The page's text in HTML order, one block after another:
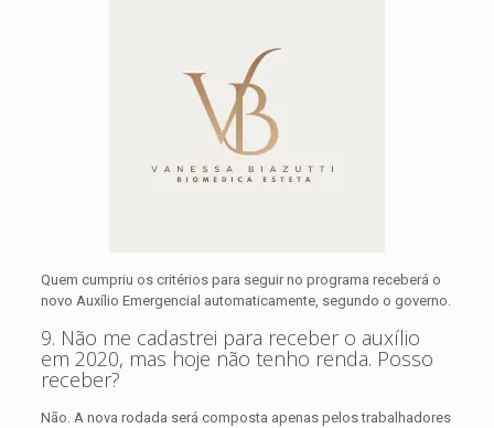
Quem cumpriu os critérios para seguir no programa receberá o
novo Auxílio Emergencial automaticamente, segundo o governo.
9. Não me cadastrei para receber o auxílio
em 2020, mas hoje não tenho renda. Posso
receber?
Não. A nova rodada será composta apenas pelos trabalhadores